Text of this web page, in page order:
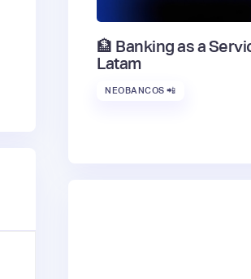
🏦 Banking as a
Latam
NEOBANCOS 📲